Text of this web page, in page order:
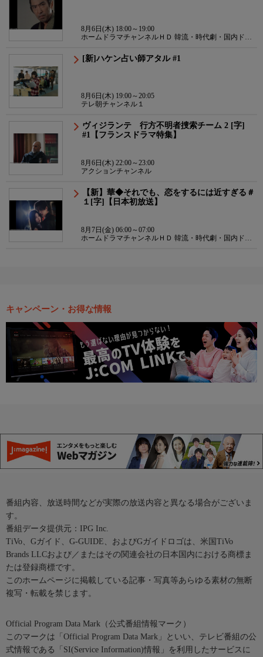
8月6日(木) 18:00～19:00
ホームドラマチャンネルＨＤ 韓流・時代劇・国内ドラ
[新]ハケン占い師アタル #1
8月6日(木) 19:00～20:05
テレ朝チャンネル１
ヴィジランテ 行方不明者捜索チーム 2 [字]
#1【フランスドラマ特集】
8月6日(木) 22:00～23:00
アクションチャンネル
【新】華◆それでも、恋をするには近すぎる＃
１[字]【日本初放送】
8月7日(金) 06:00～07:00
ホームドラマチャンネルＨＤ 韓流・時代劇・国内ドラ
キャンペーン・お得な情報
番組内容、放送時間などが実際の放送内容と異なる場合がございま
す。
番組データ提供元：IPG Inc.
TiVo、Gガイド、G-GUIDE、およびGガイドロゴは、米国TiVo
Brands LLCおよび／またはその関連会社の日本国内における商標ま
たは登録商標です。
このホームページに掲載している記事・写真等あらゆる素材の無断
複写・転載を禁じます。
Official Program Data Mark（公式番組情報マーク）
このマークは「Official Program Data Mark」といい、テレビ番組の公
式情報である「SI(Service Information)情報」を利用したサービスに